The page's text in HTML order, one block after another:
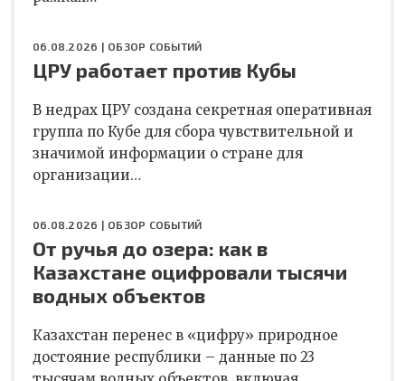
06.08.2026 | ОБЗОР СОБЫТИЙ
ЦРУ работает против Кубы
В недрах ЦРУ создана секретная оперативная
группа по Кубе для сбора чувствительной и
значимой информации о стране для
организации…
06.08.2026 | ОБЗОР СОБЫТИЙ
От ручья до озера: как в
Казахстане оцифровали тысячи
водных объектов
Казахстан перенес в «цифру» природное
достояние республики – данные по 23